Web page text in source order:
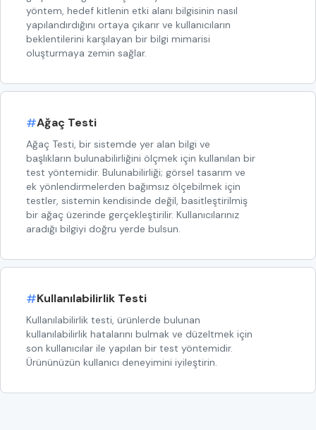
yöntem, hedef kitlenin etki alanı bilgisinin nasıl
yapılandırdığını ortaya çıkarır ve kullanıcıların
beklentilerini karşılayan bir bilgi mimarisi
oluşturmaya zemin sağlar.
#Ağaç Testi
Ağaç Testi, bir sistemde yer alan bilgi ve
başlıkların bulunabilirliğini ölçmek için kullanılan bir
test yöntemidir. Bulunabilirliği; görsel tasarım ve
ek yönlendirmelerden bağımsız ölçebilmek için
testler, sistemin kendisinde değil, basitleştirilmiş
bir ağaç üzerinde gerçekleştirilir. Kullanıcılarınız
aradığı bilgiyi doğru yerde bulsun.
#Kullanılabilirlik Testi
Kullanılabilirlik testi, ürünlerde bulunan
kullanılabilirlik hatalarını bulmak ve düzeltmek için
son kullanıcılar ile yapılan bir test yöntemidir.
Ürününüzün kullanıcı deneyimini iyileştirin.